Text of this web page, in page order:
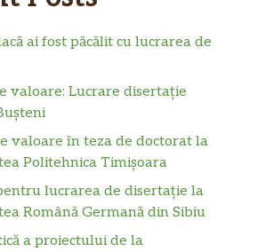
ai fost păcălit cu lucrarea de
valoare: Lucrare disertație
valoare în teza de doctorat la
Politehnica Timișoara
lucrarea de disertație la
Română Germană din Sibiu
a proiectului de la